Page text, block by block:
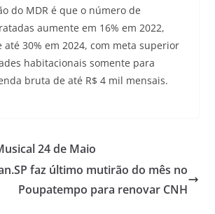
do MDR é que o número de
aumente em 16% em 2022,
até 30% em 2024, com meta superior
habitacionais somente para
bruta de até R$ 4 mil mensais.
24 de Maio
faz último mutirão do mês no
Poupatempo para renovar CNH